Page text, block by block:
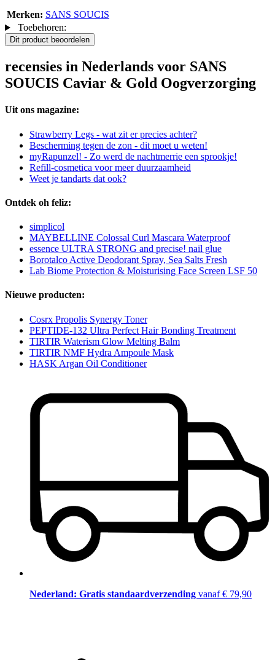
Merken: SANS SOUCIS
Toebehoren:
Dit product beoordelen
recensies in Nederlands voor SANS
SOUCIS Caviar & Gold Oogverzorging
Uit ons magazine:
Strawberry Legs - wat zit er precies achter?
Bescherming tegen de zon - dit moet u weten!
myRapunzel! - Zo werd de nachtmerrie een sprookje!
Refill-cosmetica voor meer duurzaamheid
Weet je tandarts dat ook?
Ontdek oh feliz:
simplicol
MAYBELLINE Colossal Curl Mascara Waterproof
essence ULTRA STRONG and precise! nail glue
Borotalco Active Deodorant Spray, Sea Salts Fresh
Lab Biome Protection & Moisturising Face Screen LSF 50
Nieuwe producten:
Cosrx Propolis Synergy Toner
PEPTIDE-132 Ultra Perfect Hair Bonding Treatment
TIRTIR Waterism Glow Melting Balm
TIRTIR NMF Hydra Ampoule Mask
HASK Argan Oil Conditioner
Nederland: Gratis standaardverzending vanaf € 79,90